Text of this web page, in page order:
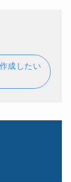
成したい